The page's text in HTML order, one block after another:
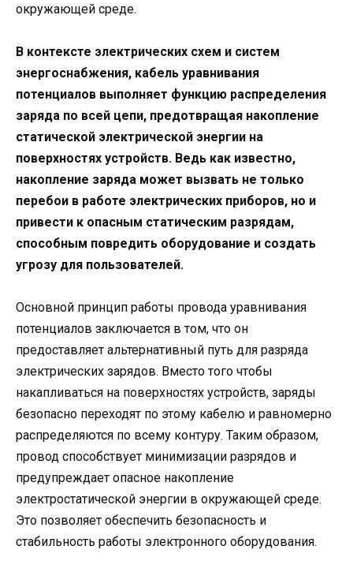
окружающей среде.
В контексте электрических схем и систем
энергоснабжения, кабель уравнивания
потенциалов выполняет функцию распределения
заряда по всей цепи, предотвращая накопление
статической электрической энергии на
поверхностях устройств. Ведь как известно,
накопление заряда может вызвать не только
перебои в работе электрических приборов, но и
привести к опасным статическим разрядам,
способным повредить оборудование и создать
угрозу для пользователей.
Основной принцип работы провода уравнивания
потенциалов заключается в том, что он
предоставляет альтернативный путь для разряда
электрических зарядов. Вместо того чтобы
накапливаться на поверхностях устройств, заряды
безопасно переходят по этому кабелю и равномерно
распределяются по всему контуру. Таким образом,
провод способствует минимизации разрядов и
предупреждает опасное накопление
электростатической энергии в окружающей среде.
Это позволяет обеспечить безопасность и
стабильность работы электронного оборудования.